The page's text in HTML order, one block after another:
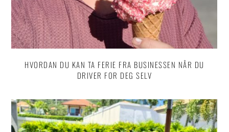
HVORDAN DU KAN TA FERIE FRA BUSINESSEN NÅR DU
DRIVER FOR DEG SELV